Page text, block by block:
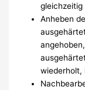
gleichzeitig
Anheben
wiederholt,